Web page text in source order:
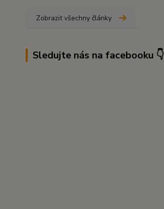
Zobrazit všechny články
Sledujte nás na facebooku 👇